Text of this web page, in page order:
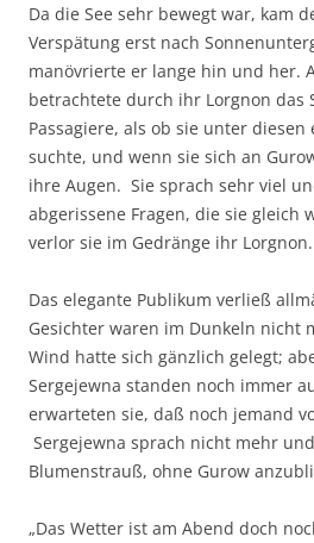
Da die See sehr bewegt war, kam
Verspätung erst nach
manövrierte er lange hin und her.
betrachtete durch ihr Lorgnon das
Passagiere, als ob sie unter diesen
suchte, und wenn sie sich an
ihre Augen. Sie sprach sehr viel
abgerissene Fragen, die sie gleich
verlor sie im Gedränge ihr Lorgnon.
Das elegante Publikum verließ
Gesichter waren im Dunkeln nicht
Wind hatte sich gänzlich gelegt;
Sergejewna standen noch immer
erwarteten sie, daß noch jemand
Sergejewna sprach nicht mehr
Blumenstrauß, ohne Gurow
„Das Wetter ist am Abend doch